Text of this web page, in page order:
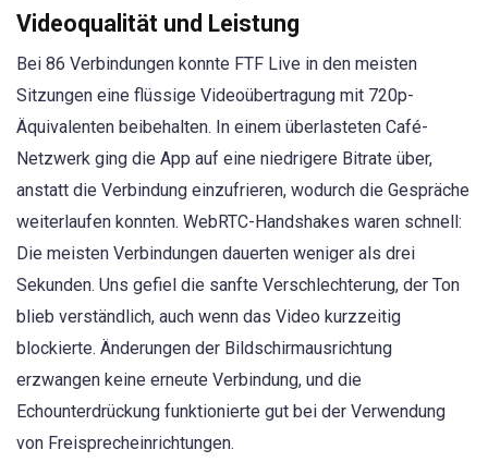
Videoqualität und Leistung
Bei 86 Verbindungen konnte FTF Live in den meisten
Sitzungen eine flüssige Videoübertragung mit 720p-
Äquivalenten beibehalten. In einem überlasteten Café-
Netzwerk ging die App auf eine niedrigere Bitrate über,
anstatt die Verbindung einzufrieren, wodurch die Gespräche
weiterlaufen konnten. WebRTC-Handshakes waren schnell:
Die meisten Verbindungen dauerten weniger als drei
Sekunden. Uns gefiel die sanfte Verschlechterung, der Ton
blieb verständlich, auch wenn das Video kurzzeitig
blockierte. Änderungen der Bildschirmausrichtung
erzwangen keine erneute Verbindung, und die
Echounterdrückung funktionierte gut bei der Verwendung
von Freisprecheinrichtungen.